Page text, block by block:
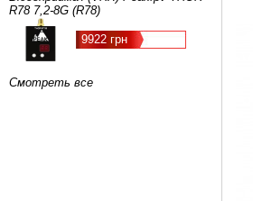
R78 7,2-8G (R78)
9922 грн
Смотреть все